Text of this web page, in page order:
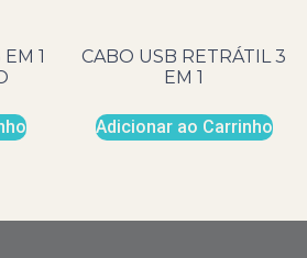
1
CABO USB RETRÁTIL 3
EM 1
Adicionar ao Carrinho